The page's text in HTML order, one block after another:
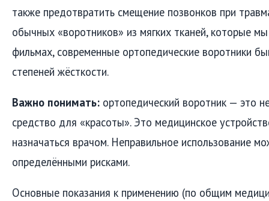
также предотвратить смещение позвонков при
обычных «воротников» из мягких тканей, которые
фильмах, современные ортопедические воротники
степеней жёсткости.
Важно понимать: ортопедический воротник — это
средство для «красоты». Это медицинское
назначаться врачом. Неправильное использование
определёнными рисками.
Основные показания к применению (по общим